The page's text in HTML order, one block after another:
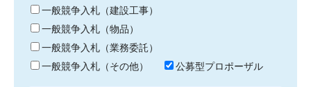
キ
ー
ワ
ー
ド
一般競争入札（建設工事）
一般競争入札（物品）
一般競争入札（業務委託）
一般競争入札（その他）
公募型プロポーザル